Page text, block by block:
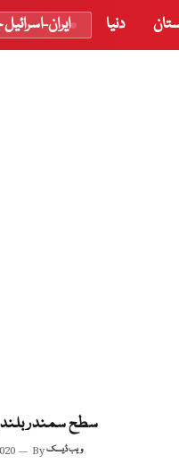
دنیا ایران-
سطح سمندر
Byویب ڈیسک